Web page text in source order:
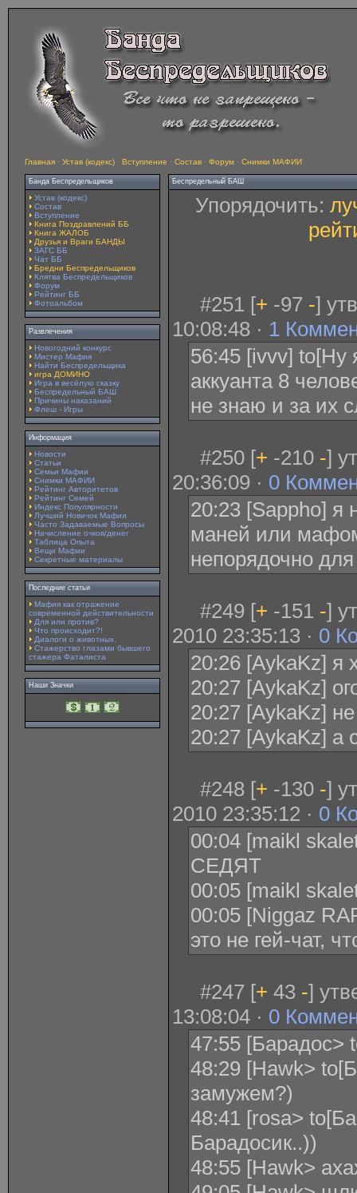
Главная · Устав (кодекс) · Вступление · Состав · Форум · Снимки МАФИИ
Банда Беспредельщиков
Устав (кодекс)
Состав
Вступление
Книга Поздравлений ББ
Книга ЖАЛОБ
Друзья и Враги БАНДЫ
ЗАГС ББ
Чат ББ
Бредни Беспредельщиков
Клятва Беспредельщиков
Форум
Рейтинг ББ
Фотоальбом
Развлечения
Новогодний конкурс
Мистер Мафия
Найти Беспредельщика
игра ДОМИНО
Игра в весёлую сказку
Беспредельный БАШ
Причины наказаний
Флеш - Игры
Информация
Новости
Статьи
Семьи Мафии
Снимки МАФИИ
Рейтинг Авторитетов
Рейтинг Семей
Индекс Популярности
Лучший Новичок Мафии
Часто Задаваемые Вопросы
Начисление очков/денег
Таблица Опыта
Вещи Мафии
Секретные материалы
Последние статьи
Мафия как отражение
современной действительности
Для или против?
Что происходит?!
Диалоги о животных.
Стажерство глазами бывшего
стажера Фаталиста
Наши Значки
Беспредельный БАШ
Упорядочить:
#251 [+ -97 -]
10:08:48 · 1
56:45 [ivvv] to[Ну
аккуанта 8
не знаю и за их
#250 [+ -210 -]
20:36:09 · 0
20:23 [Sappho] я
маней или
непорядочно
#249 [+ -151 -]
2010 23:35:13 · 0
20:26 [AykaKz] я
20:27 [AykaKz]
20:27 [AykaKz]
20:27 [AykaKz] а
#248 [+ -130 -]
2010 23:35:12 · 0
00:04 [maikl
СЕДЯТ
00:05 [maikl
00:05 [Niggaz
это не гей-чат,
#247 [+ 43 -]
13:08:04 · 0
47:55 [Барадос>
48:29 [Hawk>
замужем?)
48:41 [rosa>
Барадосик..))
48:55 [Hawk>